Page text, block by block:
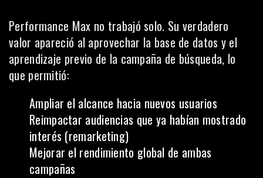
Performance Max no trabajó solo. Su verdadero
valor apareció al aprovechar la base de datos y el
aprendizaje previo de la campaña de búsqueda, lo
que permitió:
Ampliar el alcance hacia nuevos usuarios
Reimpactar audiencias que ya habían mostrado
interés (remarketing)
Mejorar el rendimiento global de ambas
campañas